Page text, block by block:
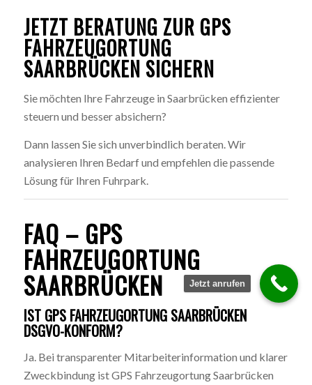
JETZT BERATUNG ZUR GPS
FAHRZEUGORTUNG
SAARBRÜCKEN SICHERN
Sie möchten Ihre Fahrzeuge in Saarbrücken effizienter
steuern und besser absichern?
Dann lassen Sie sich unverbindlich beraten. Wir
analysieren Ihren Bedarf und empfehlen die passende
Lösung für Ihren Fuhrpark.
FAQ – GPS
FAHRZEUGORTUNG
SAARBRÜCKEN
IST GPS FAHRZEUGORTUNG SAARBRÜCKEN
DSGVO-KONFORM?
Ja. Bei transparenter Mitarbeiterinformation und klarer
Zweckbindung ist GPS Fahrzeugortung Saarbrücken
Jetzt anrufen